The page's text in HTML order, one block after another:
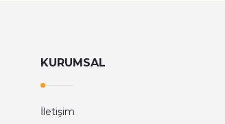
KURUMSAL
İletişim